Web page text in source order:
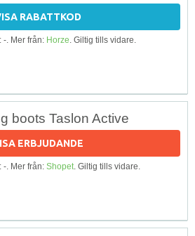
RABATTKOD
-. Mer från: Horze. Giltig tills vidare.
boots Taslon Active
ERBJUDANDE
-. Mer från: Shopet. Giltig tills vidare.